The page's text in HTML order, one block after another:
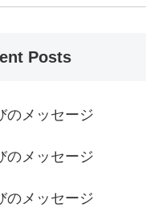
Posts
のメッセージ
のメッセージ
のメッセージ